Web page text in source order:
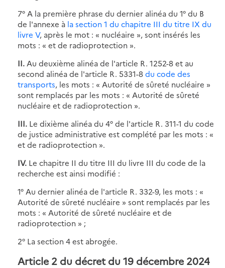
7° A la première phrase du dernier alinéa du 1° du B
de l'annexe à la section 1 du chapitre III du titre IX du
livre V, après le mot : « nucléaire », sont insérés les
mots : « et de radioprotection ».
II. Au deuxième alinéa de l'article R. 1252-8 et au
second alinéa de l'article R. 5331-8du code des
transports, les mots : « Autorité de sûreté nucléaire »
sont remplacés par les mots : « Autorité de sûreté
nucléaire et de radioprotection ».
III. Le dixième alinéa du 4° de l'article R. 311-1 du code
de justice administrative est complété par les mots : «
et de radioprotection ».
IV. Le chapitre II du titre III du livre III du code de la
recherche est ainsi modifié :
1° Au dernier alinéa de l'article R. 332-9, les mots : «
Autorité de sûreté nucléaire » sont remplacés par les
mots : « Autorité de sûreté nucléaire et de
radioprotection » ;
2° La section 4 est abrogée.
Article 2 du décret du 19 décembre 2024